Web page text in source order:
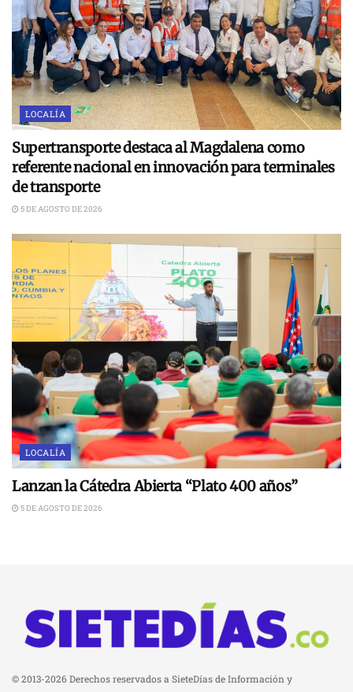
LOCALÍA
Supertransporte destaca al Magdalena como
referente nacional en innovación para terminales
de transporte
5 DE AGOSTO DE 2026
LOCALÍA
Lanzan la Cátedra Abierta “Plato 400 años”
5 DE AGOSTO DE 2026
© 2013-2026 Derechos reservados a SieteDías de Información y